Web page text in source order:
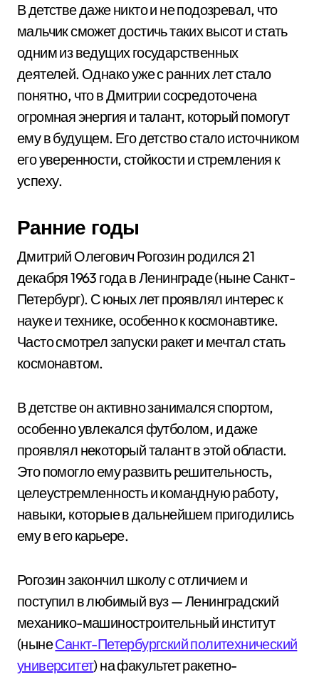
В детстве даже никто и не подозревал, что
мальчик сможет достичь таких высот и стать
одним из ведущих государственных
деятелей. Однако уже с ранних лет стало
понятно, что в Дмитрии сосредоточена
огромная энергия и талант, который помогут
ему в будущем. Его детство стало источником
его уверенности, стойкости и стремления к
успеху.
Ранние годы
Дмитрий Олегович Рогозин родился 21
декабря 1963 года в Ленинграде (ныне Санкт-
Петербург). С юных лет проявлял интерес к
науке и технике, особенно к космонавтике.
Часто смотрел запуски ракет и мечтал стать
космонавтом.
В детстве он активно занимался спортом,
особенно увлекался футболом, и даже
проявлял некоторый талант в этой области.
Это помогло ему развить решительность,
целеустремленность и командную работу,
навыки, которые в дальнейшем пригодились
ему в его карьере.
Рогозин закончил школу с отличием и
поступил в любимый вуз — Ленинградский
механико-машиностроительный институт
(нынеСанкт-Петербургский политехнический
университет) на факультет ракетно-